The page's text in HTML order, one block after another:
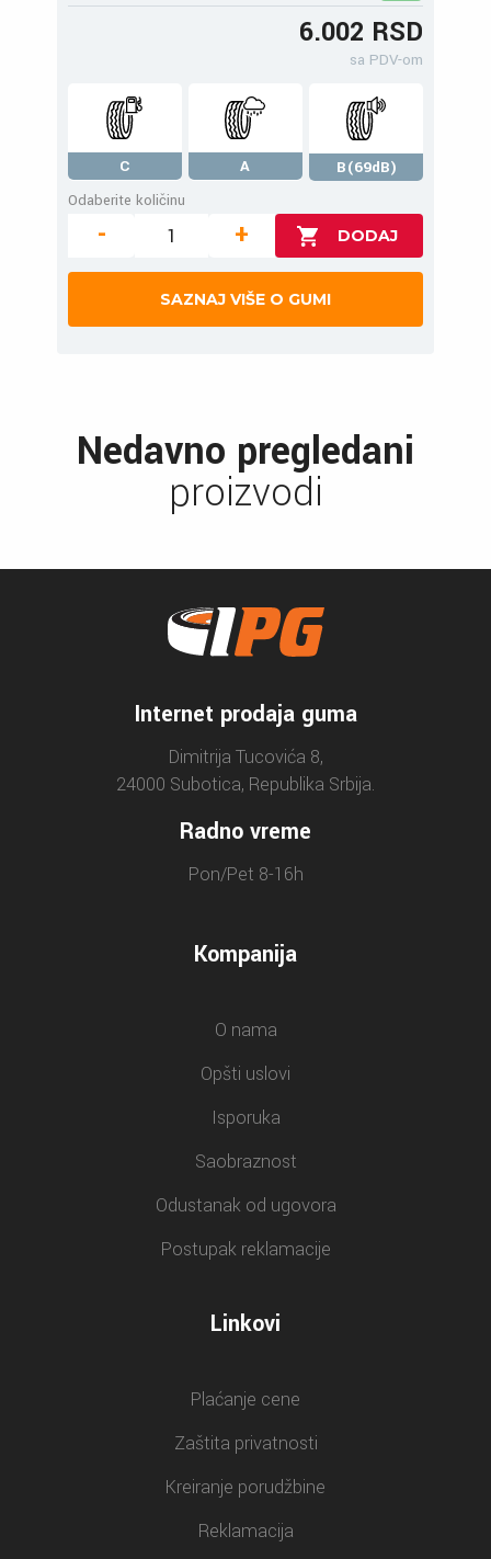
6.002 RSD
sa PDV-om
C A
B(69dB)
Odaberite količinu
- +
SAZNAJ VIŠE O GUMI
Nedavno pregledani
proizvodi
Internet prodaja guma
Dimitrija Tucovića 8,
24000 Subotica, Republika Srbija.
Radno vreme
Pon/Pet 8-16h
Kompanija
O nama
Opšti uslovi
Isporuka
Saobraznost
Odustanak od ugovora
Postupak reklamacije
Linkovi
Plaćanje cene
Zaštita privatnosti
Kreiranje porudžbine
Reklamacija